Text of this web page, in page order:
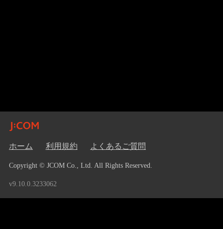
ホーム 利用規約 よくあるご質問
Copyright © JCOM Co., Ltd. All Rights Reserved.
v9.10.0.3233062